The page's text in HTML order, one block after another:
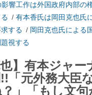
響工作は外国政府内部の
/ 有本香氏は岡田克也氏
する / 岡田克也氏による
視する
也】有本ジャー
「元外務大臣
」「もし文